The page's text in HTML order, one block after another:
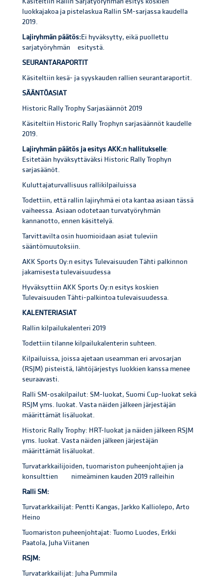
luokkajakoa ja pistelaskua Rallin SM-sarjassa kaudella
2019.
Lajiryhmän päätös:Ei hyväksytty, eikä puollettu
sarjatyöryhmän esitystä.
SEURANTARAPORTIT
Käsiteltiin kesä- ja syyskauden rallien seurantaraportit.
SÄÄNTÖASIAT
Historic Rally Trophy Sarjasäännöt 2019
Käsiteltiin Historic Rally Trophyn sarjasäännöt kaudelle
2019.
Lajiryhmän päätös ja esitys AKK:n hallitukselle:
Esitetään hyväksyttäväksi Historic Rally Trophyn
sarjasäänöt.
Kuluttajaturvallisuus rallikilpailuissa
Todettiin, että rallin lajiryhmä ei ota kantaa asiaan tässä
vaiheessa. Asiaan odotetaan turvatyöryhmän
kannanotto, ennen käsittelyä.
Tarvittavilta osin huomioidaan asiat tuleviin
sääntömuutoksiin.
AKK Sports Oy:n esitys Tulevaisuuden Tähti palkinnon
jakamisesta tulevaisuudessa
Hyväksyttiin AKK Sports Oy:n esitys koskien
Tulevaisuuden Tähti-palkintoa tulevaisuudessa.
KALENTERIASIAT
Rallin kilpailukalenteri 2019
Todettiin tilanne kilpailukalenterin suhteen.
Kilpailuissa, joissa ajetaan useamman eri arvosarjan
(RSJM) pisteistä, lähtöjärjestys luokkien kanssa menee
seuraavasti.
Ralli SM-osakilpailut: SM-luokat, Suomi Cup-luokat sekä
RSJM yms. luokat. Vasta näiden jälkeen järjestäjän
määrittämät lisäluokat.
Historic Rally Trophy: HRT-luokat ja näiden jälkeen RSJM
yms. luokat. Vasta näiden jälkeen järjestäjän
määrittämät lisäluokat.
Turvatarkkailijoiden, tuomariston puheenjohtajien ja
konsulttien nimeäminen kauden 2019 ralleihin
Ralli SM:
Turvatarkkailijat: Pentti Kangas, Jarkko Kalliolepo, Arto
Heino
Tuomariston puheenjohtajat: Tuomo Luodes, Erkki
Paatola, Juha Viitanen
RSJM:
Turvatarkkailijat: Juha Pummila